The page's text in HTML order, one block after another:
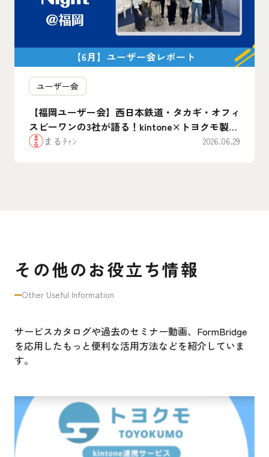
ユーザー会
【福岡ユーザー会】西日本鉄道・タカギ・オフィ
スビーワンの3社が語る！kintone×トヨクモ製品
のリアルな”腹割”活用事例まとめ
まるﾁｬﾝ 2026.06.29
その他のお役立ち情報
Other Useful Information
サービスカタログや過去のセミナー動画、FormBridge
を応用したもっと便利な活用方法などを紹介していま
す。